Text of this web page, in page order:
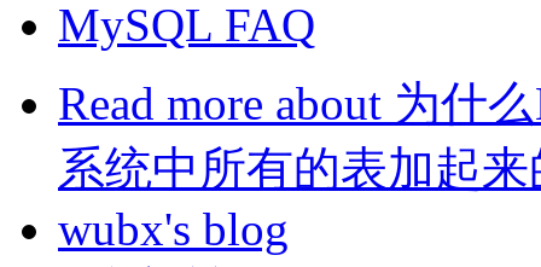
MySQL FAQ
Read more about 为什
系统中所有的表加起
wubx's blog